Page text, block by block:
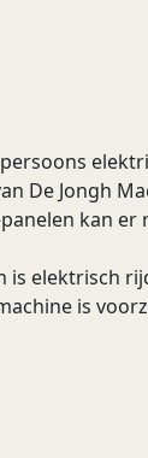
De Jongh
kan
is elektrisch
is